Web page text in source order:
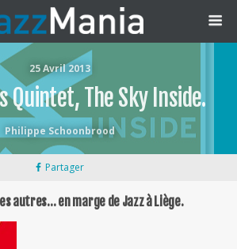
25 Avril 2013
Quintet, The Sky Inside.
Philippe Schoonbrood
Partager
autres… en marge de Jazz à Liège.